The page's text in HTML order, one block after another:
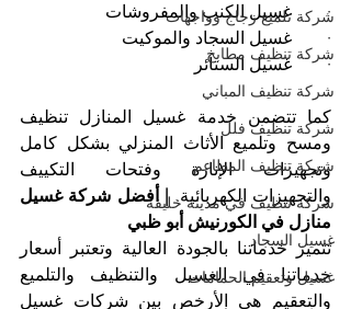
شركة تلميع زجاج وواجهات
شركة تنظيف مطابخ
شركة تنظيف المباني
شركة تنظيف فلل
شركة تنظيف المطاعم
شركة تنظيف في مدينة خليفة
غسيل السجاد
غسيل وتعقيم الحمامات
·        غسيل الكنب والمفروشات
·        غسيل السجاد والموكيت
·        غسيل الستائر
والتجهيزات الكهربائية.
منازل في الكورنيش أبو ظبي